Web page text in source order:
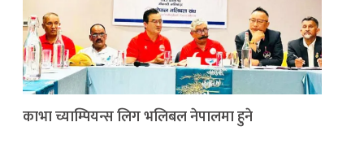
काभा च्याम्पियन्स लिग भलिबल नेपालमा हुने